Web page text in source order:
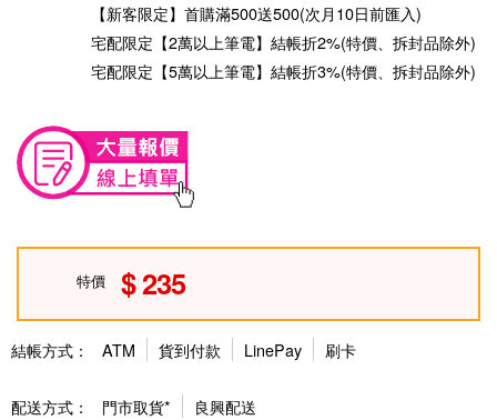
【新客限定】首購滿500送500(次月10日前匯入)
宅配限定【2萬以上筆電】結帳折2%(特價、拆封品除外)
宅配限定【5萬以上筆電】結帳折3%(特價、拆封品除外)
特價 235
結帳方式： ATM 貨到付款 LinePay 刷卡
配送方式： 門市取貨*
良興配送